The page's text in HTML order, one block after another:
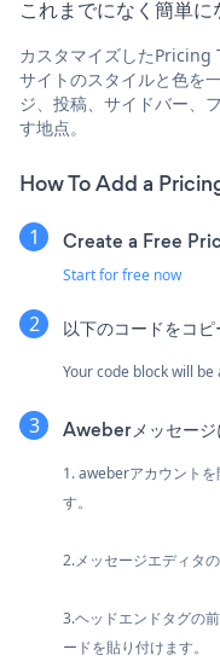
これまでになく簡単に
カスタマイズしたPricing
サイトのスタイルと色を
ジ、投稿、サイドバー、
す地点。
How To Add a
Create a Free
Start for free now
以下のコードをコピ
Your code block will
Aweberメッセー
1. aweberアカウント
す。
2.メッセージエディタ
3.ヘッドエンドタグの
ードを貼り付けます。